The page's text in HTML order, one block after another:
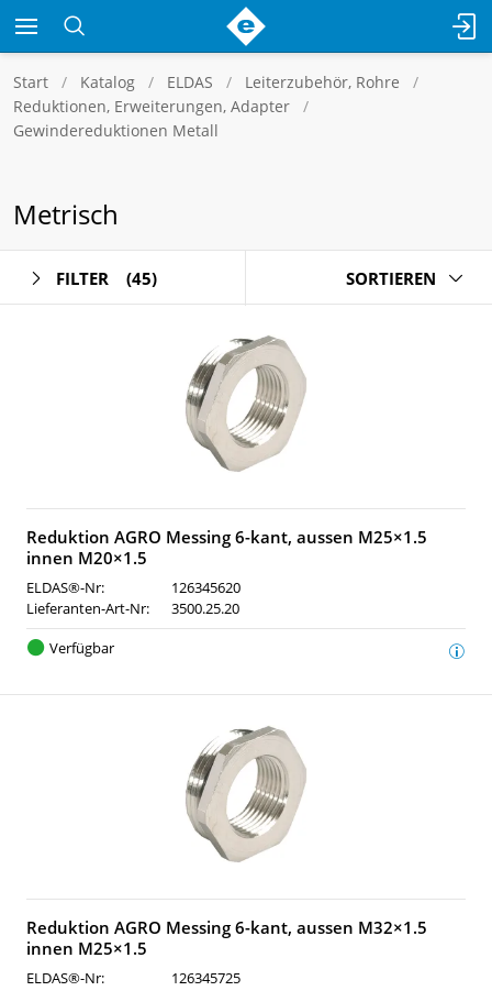
Start Katalog ELDAS
Leiterzubehör, Rohre
Reduktionen, Erweiterungen, Adapter
Gewindereduktionen Metall
Metrisch
FILTER (45) SORTIEREN
Reduktion AGRO Messing 6-kant, aussen M25×1.5
innen M20×1.5
ELDAS®-Nr:
126345620
Lieferanten-Art-Nr:
3500.25.20
Verfügbar
Reduktion AGRO Messing 6-kant, aussen M32×1.5
innen M25×1.5
ELDAS®-Nr:
126345725